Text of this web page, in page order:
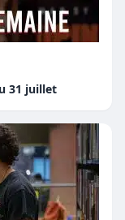
31 juillet